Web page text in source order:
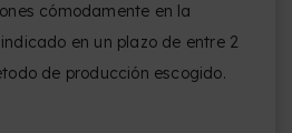
cómodamente en la
en un plazo de entre 2
de producción escogido.